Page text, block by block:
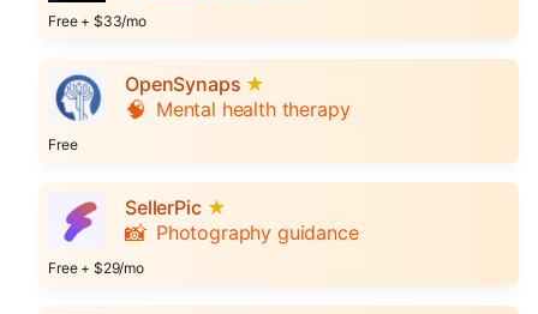
Free + $33/mo
OpenSynaps ★
🧠 Mental health therapy
Free
SellerPic ★
📸 Photography guidance
Free + $29/mo